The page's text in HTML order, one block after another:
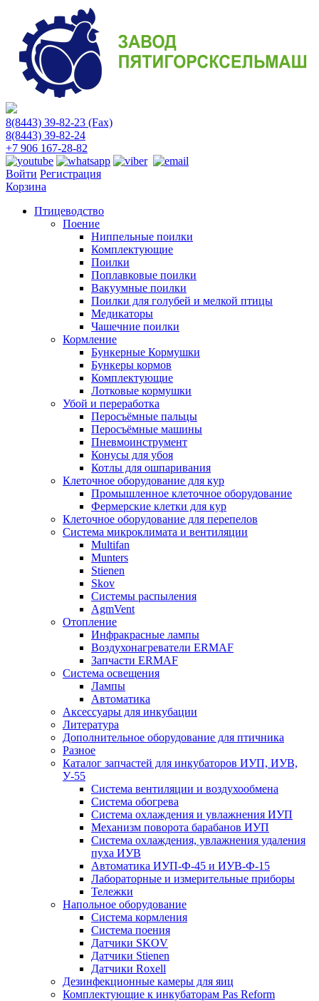
8(8443) 39-82-23 (Fax)
8(8443) 39-82-24
+7 906 167-28-82
Войти Регистрация
Корзина
Птицеводство
Поение
Ниппельные поилки
Комплектующие
Поилки
Поплавковые поилки
Вакуумные поилки
Поилки для голубей и мелкой птицы
Медикаторы
Чашечние поилки
Кормление
Бункерные Кормушки
Бункеры кормов
Комплектующие
Лотковые кормушки
Убой и переработка
Перосъёмные пальцы
Перосъёмные машины
Пневмоинструмент
Конусы для убоя
Котлы для ошпаривания
Клеточное оборудование для кур
Промышленное клеточное оборудование
Фермерские клетки для кур
Клеточное оборудование для перепелов
Система микроклимата и вентиляции
Multifan
Munters
Stienen
Skov
Системы распыления
AgmVent
Отопление
Инфракрасные лампы
Воздухонагреватели ERMAF
Запчасти ERMAF
Система освещения
Лампы
Автоматика
Аксессуары для инкубации
Литература
Дополнительное оборудование для птичника
Разное
Каталог запчастей для инкубаторов ИУП, ИУВ,
У-55
Система вентиляции и воздухообмена
Система обогрева
Система охлаждения и увлажнения ИУП
Механизм поворота барабанов ИУП
Система охлаждения, увлажнения удаления
пуха ИУВ
Автоматика ИУП-Ф-45 и ИУВ-Ф-15
Лабораторные и измерительные приборы
Тележки
Напольное оборудование
Система кормления
Система поения
Датчики SKOV
Датчики Stienen
Датчики Roxell
Дезинфекционные камеры для яиц
Комплектующие к инкубаторам Pas Reform